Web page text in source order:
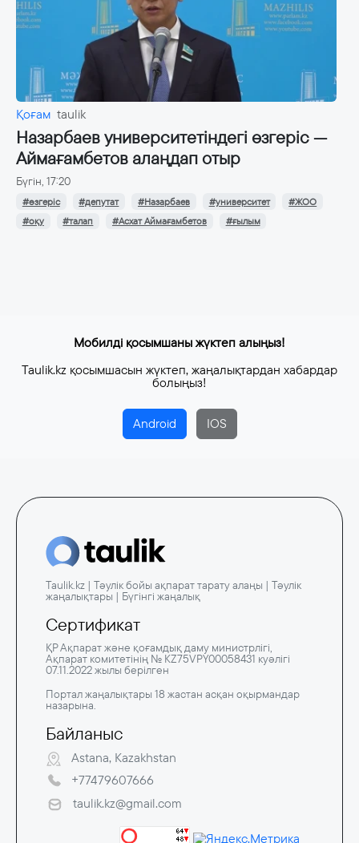
Қоғам taulik
Назарбаев университетіндегі өзгеріс —
Аймағамбетов алаңдап отыр
Бүгін, 17:20
#өзгеріс #депутат #Назарбаев #университет
#ЖОО
#оқу
#талап #Асхат Аймағамбетов #ғылым
Мобилді қосымшаны жүктеп алыңыз!
Taulik.kz қосымшасын жүктеп, жаңалықтардан хабардар
болыңыз!
Android IOS
Taulik.kz | Тәулік бойы ақпарат тарату алаңы | Тәулік
жаңалықтары | Бүгінгі жаңалық
Сертификат
ҚР Ақпарат және қоғамдық даму министрлігі,
Ақпарат комитетінің № KZ75VPY00058431 куәлігі
07.11.2022 жылы берілген
Портал жаңалықтары 18 жастан асқан оқырмандар
назарына.
Байланыс
Astana, Kazakhstan
+77479607666
taulik.kz@gmail.com